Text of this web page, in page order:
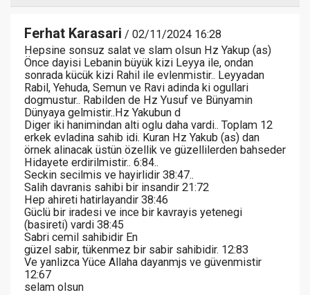
Ferhat Karasari / 02/11/2024 16:28
Hepsine sonsuz salat ve slam olsun Hz Yakup (as)
Önce dayisi Lebanin büyük kizi Leyya ile, ondan
sonrada kücük kizi Rahil ile evlenmistir.. Leyyadan
Rabil, Yehuda, Semun ve Ravi adinda ki ogullari
dogmustur.. Rabilden de Hz Yusuf ve Bünyamin
Dünyaya gelmistir..Hz Yakubun d
Diger iki hanimindan alti oglu daha vardi.. Toplam 12
erkek evladina sahib idi. Kuran Hz Yakub (as) dan
örnek alinacak üstün özellik ve güzellilerden bahseder
Hidayete erdirilmistir.. 6:84..
Seckin secilmis ve hayirlidir 38:47..
Salih davranis sahibi bir insandir 21:72
Hep ahireti hatirlayandir 38:46
Güclü bir iradesi ve ince bir kavrayis yetenegi
(basireti) vardi 38:45
Sabri cemil sahibidir En
güzel sabir, tükenmez bir sabir sahibidir. 12:83
Ve yanlizca Yüce Allaha dayanmjs ve güvenmistir
12:67
selam olsun